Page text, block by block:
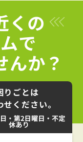
くの
で
んか？
りごとは
ください。
・第2日曜日・不定
休あり